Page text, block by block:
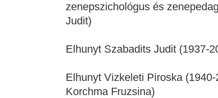
zenepszichológus és
Judit)
Elhunyt Szabadits Judit (1937-
Elhunyt Vizkeleti Piroska
Korchma Fruzsina)